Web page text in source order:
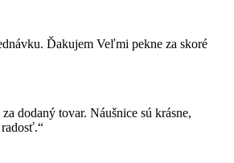
Ďakujem Veľmi pekne za skoré
dodaný tovar. Náušnice sú krásne,